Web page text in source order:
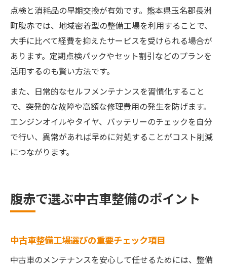
点検と消耗品の早期交換が有効です。熊本県玉名郡長洲
町腹赤では、地域密着型の整備工場を利用することで、
大手に比べて経費を抑えたサービスを受けられる場合が
あります。定期点検パックやセット割引などのプランを
活用するのも賢い方法です。
また、日常的なセルフメンテナンスを習慣化すること
で、突発的な故障や高額な修理費用の発生を防げます。
エンジンオイルやタイヤ、バッテリーのチェックを自分
で行い、異常があれば早めに対処することがコスト削減
につながります。
腹赤で選ぶ中古車整備のポイント
中古車整備工場選びの重要チェック項目
中古車のメンテナンスを安心して任せるためには、整備